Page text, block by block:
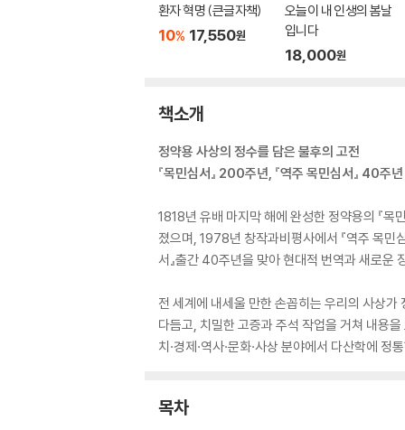
환자 혁명 (큰글자책)
10% 17,550원
오늘이 내 인생의 봄날
입니다
18,000원
책소개
정약용 사상의 정수를 담은 불후의 고전
『목민심서』 200주년, 『역주 목민심서』 40주
1818년 유배 마지막 해에 완성한 정약용의 『
졌으며, 1978년 창작과비평사에서 『역주 목민
서』출간 40주년을 맞아 현대적 번역과 새로운
전 세계에 내세울 만한 손꼽히는 우리의 사상가
다듬고, 치밀한 고증과 주석 작업을 거쳐 내용
치·경제·역사·문화·사상 분야에서 다산학에
목차